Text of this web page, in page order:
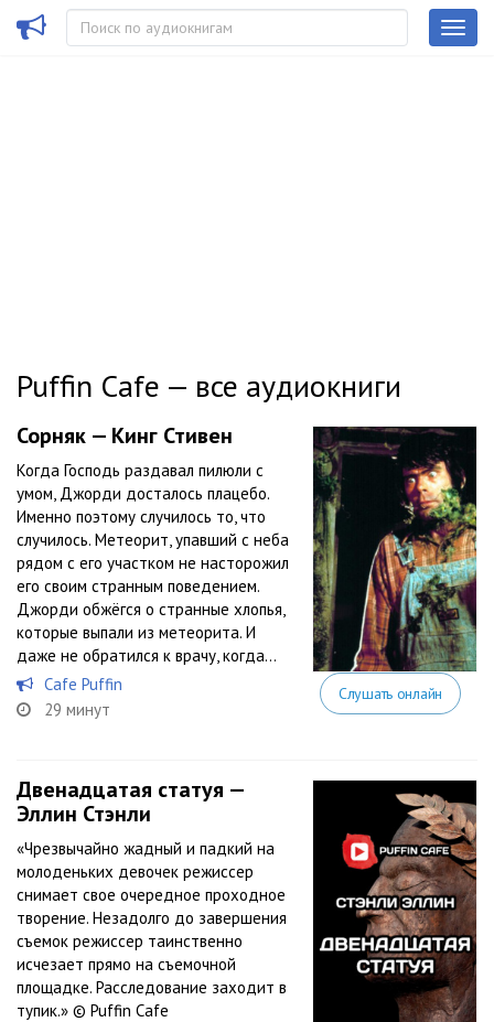
Puffin Cafe — все аудиокниги
Сорняк — Кинг Стивен
Когда Господь раздавал пилюли с
умом, Джорди досталось плацебо.
Именно поэтому случилось то, что
случилось. Метеорит, упавший с неба
рядом с его участком не насторожил
его своим странным поведением.
Джорди обжёгся о странные хлопья,
которые выпали из метеорита. И
даже не обратился к врачу, когда...
Cafe Puffin
29 минут
Слушать онлайн
Двенадцатая статуя —
Эллин Стэнли
«Чрезвычайно жадный и падкий на
молоденьких девочек режиссер
снимает свое очередное проходное
творение. Незадолго до завершения
съемок режиссер таинственно
исчезает прямо на съемочной
площадке. Расследование заходит в
тупик.» © Puffin Cafe